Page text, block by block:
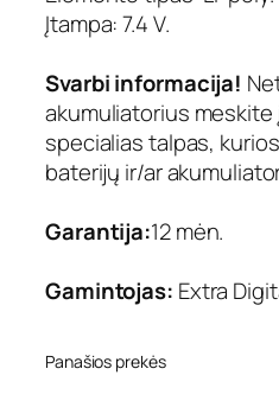
a
i
g
i
t
a
S
l
t
Įtampa: 7.4 V.
Svarbi informacija!
akumuliatorius meskite
specialias talpas,
baterijų ir/ar
Garantija:12 mėn.
Gamintojas: Extra
Panašios prekės